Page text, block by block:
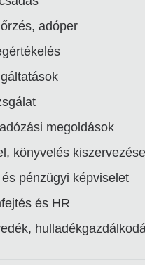
adóper
megoldások
könyvelés kiszervezése
pénzügyi képviselet
és HR